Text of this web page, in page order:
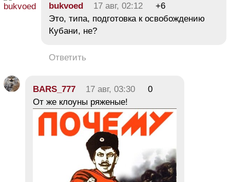
bukvoed 17 авг, 02:12
+6
Это, типа, подготовка к освобождению
Кубани, не?
Ответить
BARS_777 17 авг, 03:30
0
От же клоуны ряженые!